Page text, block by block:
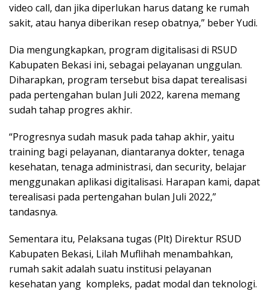
video call, dan jika diperlukan harus datang ke rumah
sakit, atau hanya diberikan resep obatnya,” beber Yudi.
Dia mengungkapkan, program digitalisasi di RSUD
Kabupaten Bekasi ini, sebagai pelayanan unggulan.
Diharapkan, program tersebut bisa dapat terealisasi
pada pertengahan bulan Juli 2022, karena memang
sudah tahap progres akhir.
“Progresnya sudah masuk pada tahap akhir, yaitu
training bagi pelayanan, diantaranya dokter, tenaga
kesehatan, tenaga administrasi, dan security, belajar
menggunakan aplikasi digitalisasi. Harapan kami, dapat
terealisasi pada pertengahan bulan Juli 2022,”
tandasnya.
Sementara itu, Pelaksana tugas (Plt) Direktur RSUD
Kabupaten Bekasi, Lilah Muflihah menambahkan,
rumah sakit adalah suatu institusi pelayanan
kesehatan yang kompleks, padat modal dan teknologi.